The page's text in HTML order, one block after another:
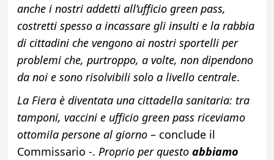
anche i nostri addetti all’ufficio green pass,
costretti spesso a incassare gli insulti e la rabbia
di cittadini che vengono ai nostri sportelli per
problemi che, purtroppo, a volte, non dipendono
da noi e sono risolvibili solo a livello centrale.
La Fiera è diventata una cittadella sanitaria: tra
tamponi, vaccini e ufficio green pass riceviamo
ottomila persone al giorno– conclude il
Commissario -. Proprio per questo abbiamo